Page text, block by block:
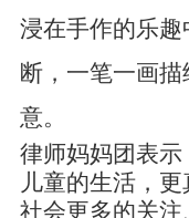
浸在手作的乐
断，一笔一画
意。
律师妈妈团表示
儿童的生活，更
社会更多的关